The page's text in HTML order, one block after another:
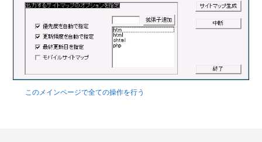
このメインページで全ての操作を行う